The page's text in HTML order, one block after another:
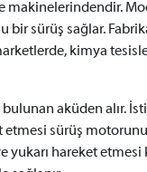
makinelerindendir.
bir sürüş sağlar.
kimya
aküden alır.
etmesi sürüş
yukarı hareket etmesi